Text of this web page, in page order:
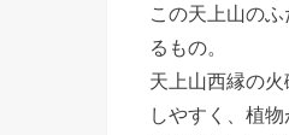
この天上山の
るもの。
天上山西縁の
しやすく、植